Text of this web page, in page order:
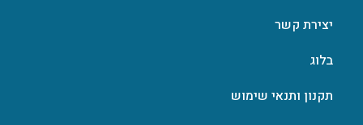
יצירת קשר
בלוג
תקנון ותנאי שימוש